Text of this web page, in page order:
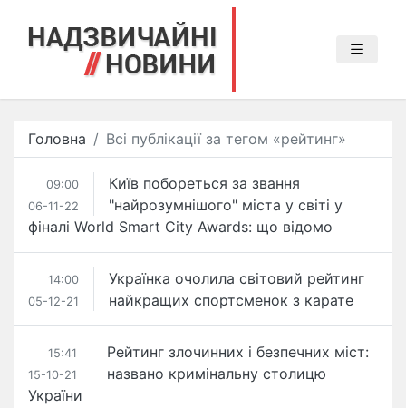
Головна Всі публікації за тегом «рейтинг»
09:00
06-11-22
Київ побореться за звання
"найрозумнішого" міста у світі у
фіналі World Smart City Awards: що відомо
14:00
05-12-21
Українка очолила світовий рейтинг
найкращих спортсменок з карате
15:41
15-10-21
Рейтинг злочинних і безпечних міст:
названо кримінальну столицю
України